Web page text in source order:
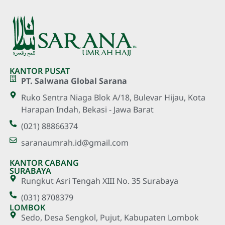
KANTOR PUSAT
PT. Salwana Global Sarana
Ruko Sentra Niaga Blok A/18, Bulevar Hijau, Kota
Harapan Indah, Bekasi - Jawa Barat
(021) 88866374
saranaumrah.id@gmail.com
KANTOR CABANG
SURABAYA
Rungkut Asri Tengah XIII No. 35 Surabaya
(031) 8708379
LOMBOK
Sedo, Desa Sengkol, Pujut, Kabupaten Lombok